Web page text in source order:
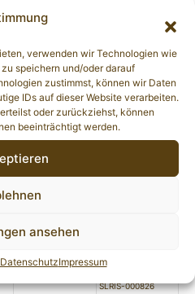
verwenden wir Technologien wie
speichern und/oder darauf
zustimmst, können wir Daten
IDs auf dieser Website verarbeiten.
oder zurückziehst, können
beeinträchtigt werden.
ansehen
DatenschutzImpressum
of the Red
FlashVDS 97056
HD-A
CLAD (NN)-frei
PRA (NN)-frei
Schussfest
VDS 94054
HD-B
Schussfest
Sweet Sharleen
v.d. Wester Huy
Dubliners Hole in
HD: normal
Dark Auburn’s Fun
Zeninith
SLRIS-000991
Red Renny
SLRIS-000826